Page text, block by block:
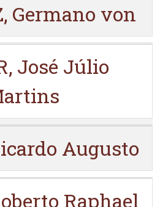
Germano von
José Júlio
Augusto
Raphael